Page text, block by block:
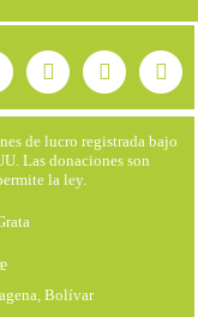
de lucro registrada bajo
Las donaciones son
la ley.
Bolívar